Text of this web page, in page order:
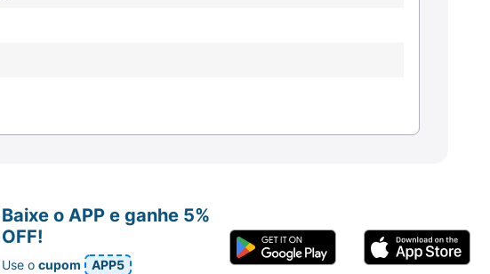
Baixe o APP e ganhe 5%
OFF!
Use ocupom
APP5